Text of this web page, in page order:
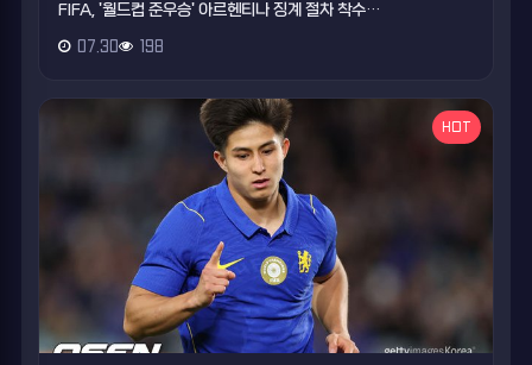
FIFA, '월드컵 준우승' 아르헨티나 징계 절차 착수…
07.30 198
HOT